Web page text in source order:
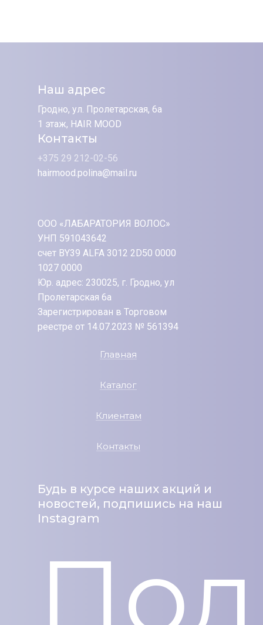
Наш адрес
Гродно, ул. Пролетарская, 6а
1 этаж, HAIR MOOD
Контакты
+375 29 212-02-56
hairmood.polina@mail.ru
ООО «ЛАБАРАТОРИЯ ВОЛОС»
УНП 591043642
счет BY39 ALFA 3012 2D50 0000
1027 0000
Юр. адрес: 230025, г. Гродно, ул
Пролетарская 6а
Зарегистрирован в Торговом
реестре от 14.07.2023 № 561394
Главная
Каталог
Клиентам
Контакты
Будь в курсе наших акций и
новостей, подпишись на наш
Instagram